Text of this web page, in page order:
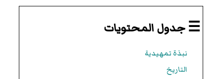
☰ جدول المحتويات
نبذة تمهيدية
التاريخ